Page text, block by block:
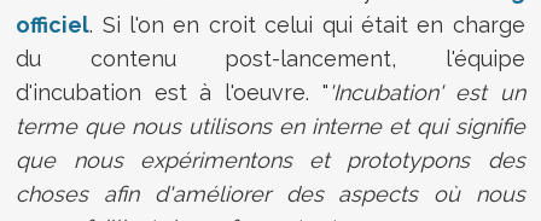
officiel. Si l'on en croit celui qui était en charge
du contenu post-lancement, l'équipe
d'incubation est à l'oeuvre. "'Incubation' est un
terme que nous utilisons en interne et qui signifie
que nous expérimentons et prototypons des
choses afin d'améliorer des aspects où nous